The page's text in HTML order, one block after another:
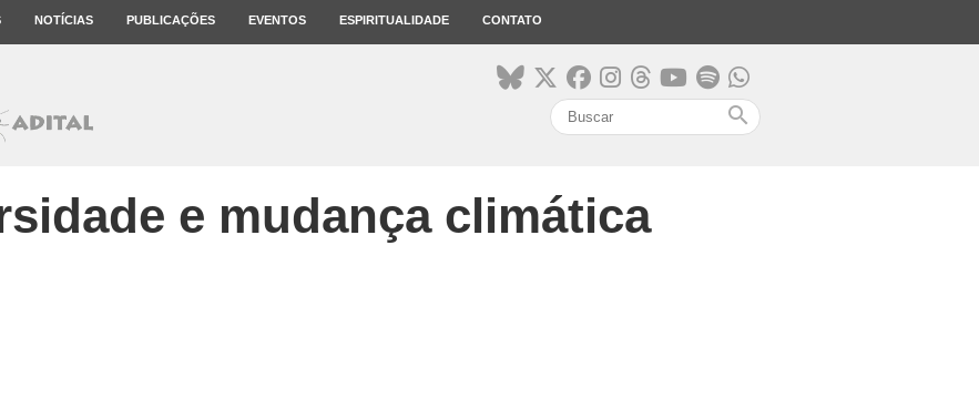
NOTÍCIAS PUBLICAÇÕES EVENTOS ESPIRITUALIDADE CONTATO
search
e mudança climática